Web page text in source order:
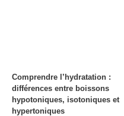
Comprendre l’hydratation :
différences entre boissons
hypotoniques, isotoniques et
hypertoniques